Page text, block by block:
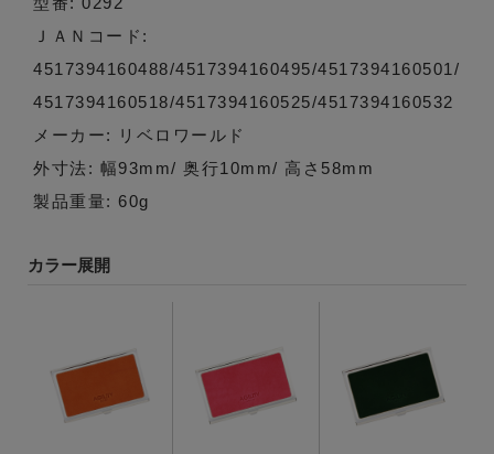
ＪＡＮコード:
4517394160488/4517394160495/4517394160501/
4517394160518/4517394160525/4517394160532
メーカー: リベロワールド
外寸法: 幅93mm/ 奥行10mm/ 高さ58mm
製品重量: 60g
カラー展開